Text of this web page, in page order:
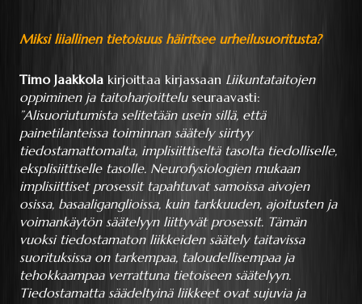
Miksi liiallinen tietoisuus häiritsee urheilusuoritusta?
Timo Jaakkola kirjoittaa kirjassaan Liikuntataitojen
oppiminen ja taitoharjoitteluseuraavasti:
”Alisuoriutumista selitetään usein sillä, että
painetilanteissa toiminnan säätely siirtyy
tiedostamattomalta, implisiittiseltä tasolta tiedolliselle,
eksplisiittiselle tasolle. Neurofysiologien mukaan
implisiittiset prosessit tapahtuvat samoissa aivojen
osissa, basaaliganglioissa, kuin tarkkuuden, ajoitusten ja
voimankäytön säätelyyn liittyvät prosessit. Tämän
vuoksi tiedostamaton liikkeiden säätely taitavissa
suorituksissa on tarkempaa, taloudellisempaa ja
tehokkaampaa verrattuna tietoiseen säätelyyn.
Tiedostamatta säädeltyinä liikkeet ovat sujuvia ja